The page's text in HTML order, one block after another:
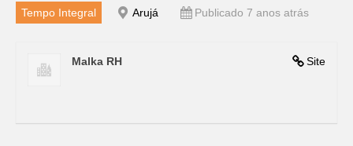
Tempo Integral Arujá Publicado 7 anos atrás
Site
Malka RH